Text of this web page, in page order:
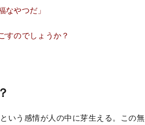
やつだ」
すのでしょうか？
いう感情が人の中に芽生える。この無